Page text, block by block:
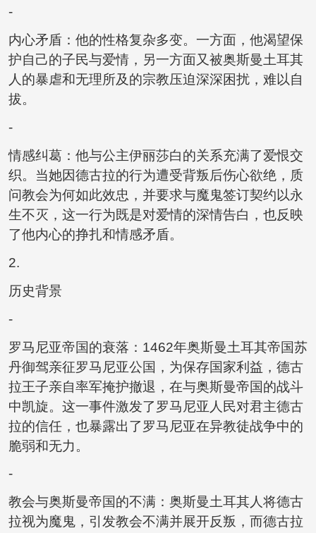
-
内心矛盾：他的性格复杂多变。一方面，他渴望保
护自己的子民与爱情，另一方面又被奥斯曼土耳其
人的暴虐和无理所及的宗教压迫深深困扰，难以自
拔。
-
情感纠葛：他与公主伊丽莎白的关系充满了爱恨交
织。当她因德古拉的行为遭受背叛后伤心欲绝，质
问教会为何如此效忠，并要求与魔鬼签订契约以永
生不灭，这一行为既是对爱情的深情告白，也反映
了他内心的挣扎和情感矛盾。
2.
历史背景
-
罗马尼亚帝国的衰落：1462年奥斯曼土耳其帝国苏
丹御驾亲征罗马尼亚公国，为保存国家利益，德古
拉王子亲自率军掩护撤退，在与奥斯曼帝国的战斗
中凯旋。这一事件激发了罗马尼亚人民对君主德古
拉的信任，也暴露出了罗马尼亚在异教徒战争中的
脆弱和无力。
-
教会与奥斯曼帝国的不满：奥斯曼土耳其人将德古
拉视为魔鬼，引发教会不满并展开反叛，而德古拉